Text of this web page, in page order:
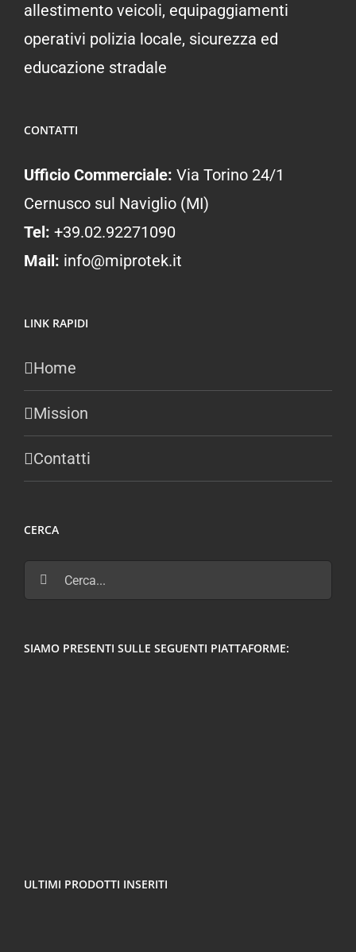
allestimento veicoli, equipaggiamenti
operativi polizia locale, sicurezza ed
educazione stradale
CONTATTI
Ufficio Commerciale: Via Torino 24/1
Cernusco sul Naviglio (MI)
Tel: +39.02.92271090
Mail: info@miprotek.it
LINK RAPIDI
Home
Mission
Contatti
CERCA
Cerca
per:
SIAMO PRESENTI SULLE SEGUENTI PIATTAFORME:
ULTIMI PRODOTTI INSERITI